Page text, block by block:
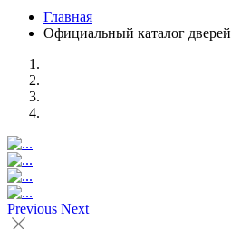
Главная
Официальный каталог
Previous Next